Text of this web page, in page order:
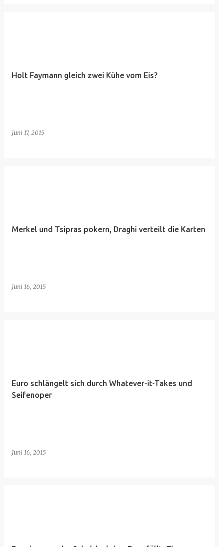
Holt Faymann gleich zwei Kühe vom Eis?
Juni 17, 2015
Merkel und Tsipras pokern, Draghi verteilt die Karten
Juni 16, 2015
Euro schlängelt sich durch Whatever-it-Takes und
Seifenoper
Juni 16, 2015